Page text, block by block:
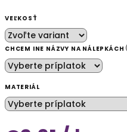
VEĽKOSŤ
CHCEM INE NÁZVY NA NÁLEPKÁCH
MATERIÁL